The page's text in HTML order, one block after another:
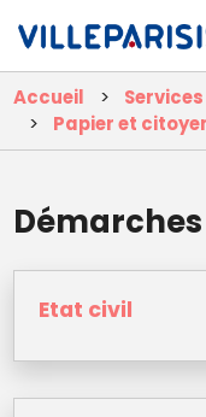
Accueil
Papier et
Etat civil